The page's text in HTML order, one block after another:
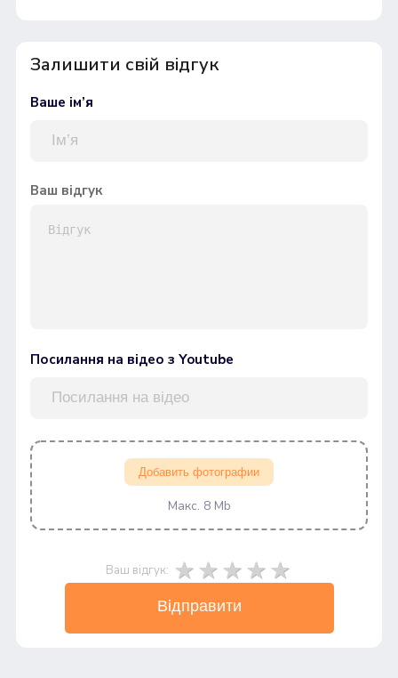
Залишити свій відгук
Ваше ім’я
Ваш відгук
Посилання на відео з Youtube
Добавить фотографии
Макс. 8 Mb
Ваш відгук:
Відправити